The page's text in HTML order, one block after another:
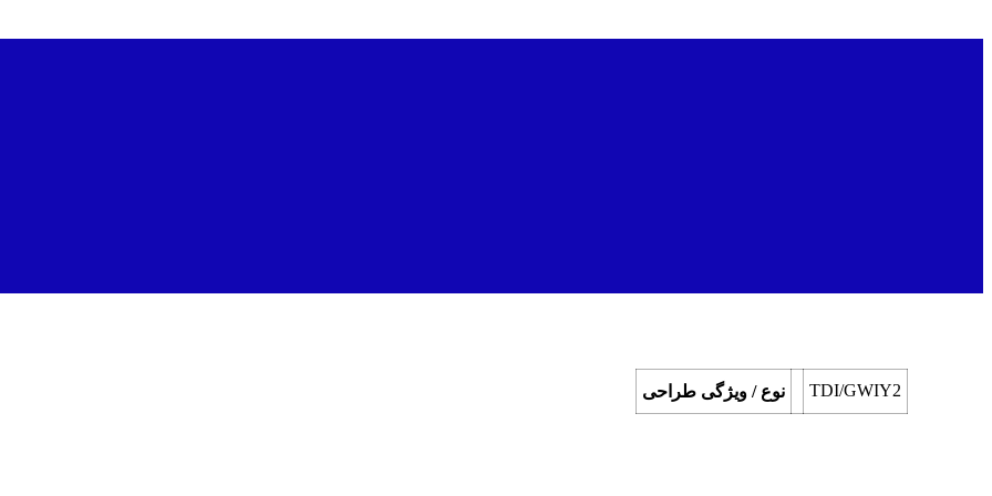
نوع / ویژگی طراحی TDI/GWIY2